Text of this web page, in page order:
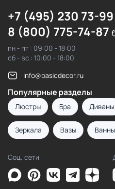
+7 (495) 230 73-99
8 (800) 775-74-87
пн - пт : 09:00 - 18:00
сб - вс : 10:00 - 18:00
info@basicdecor.ru
Популярные разделы
Люстры Бра Диваны
Зеркала Вазы Ванны
Соц. сети